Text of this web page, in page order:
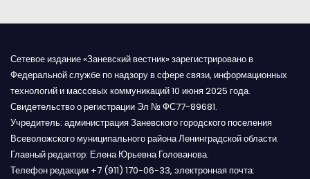
Сетевое издание «Заневский вестник» зарегистрировано в
Федеральной службе по надзору в сфере связи, информационных
технологий и массовых коммуникаций 10 июня 2025 года.
Свидетельство о регистрации Эл № ФС77-89681.
Учредитель: администрация Заневского городского поселения
Всеволожского муниципального района Ленинградской области.
Главный редактор: Елена Юрьевна Голованова.
Телефон редакции +7 (911) 170-06-33, электронная почта: